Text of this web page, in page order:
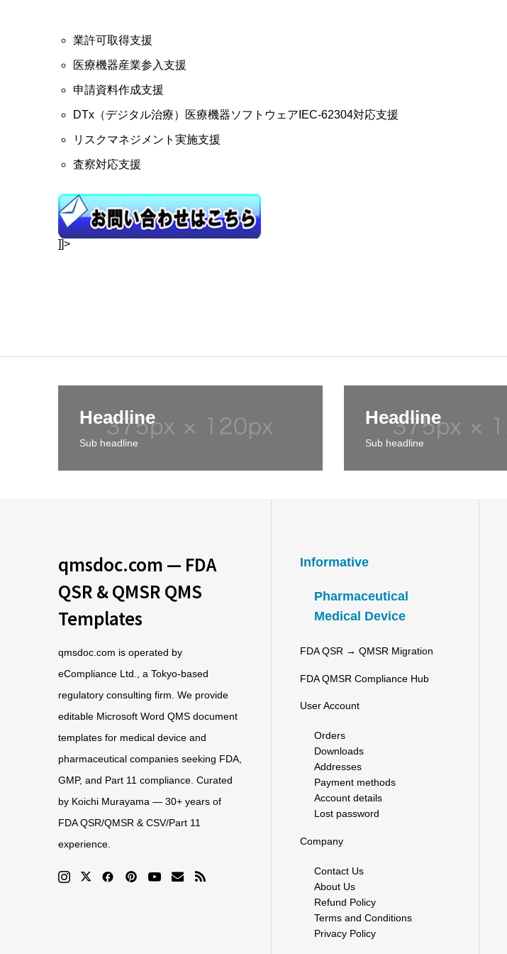
業許可取得支援
医療機器産業参入支援
申請資料作成支援
DTx（デジタル治療）医療機器ソフトウェアIEC-62304対応支援
リスクマネジメント実施支援
査察対応支援
]]>
Headline
Sub headline
Headline
Sub headline
qmsdoc.com — FDA
QSR & QMSR QMS
Templates
qmsdoc.com is operated by
eCompliance Ltd., a Tokyo-based
regulatory consulting firm. We provide
editable Microsoft Word QMS document
templates for medical device and
pharmaceutical companies seeking FDA,
GMP, and Part 11 compliance. Curated
by Koichi Murayama — 30+ years of
FDA QSR/QMSR & CSV/Part 11
experience.
Informative
Pharmaceutical
Medical Device
FDA QSR → QMSR Migration
FDA QMSR Compliance Hub
User Account
Orders
Downloads
Addresses
Payment methods
Account details
Lost password
Company
Contact Us
About Us
Refund Policy
Terms and Conditions
Privacy Policy